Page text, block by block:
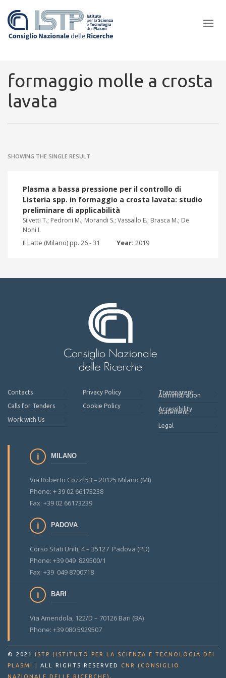
plasma scientific research and technological innovation, CNR and
formaggio molle a crosta
lavata
SHOWING THE SINGLE RESULT
Plasma a bassa pressione per il controllo di
Listeria spp. in formaggio a crosta lavata: studio
preliminare di applicabilità
Silvetti T.; Pedroni M.; Morandi S.; Vassallo E.; Brasca M.; De
Noni I.
Il Latte (Milano) pp. 26 - 31 Year: 2019
Contacts
Calls for Tenders
Work with Us
Privacy Policy
Cookie Policy
Transparent
Administration
Accessibility
Statement
Legal
MILANO
Via Roberto Cozzi 53 – 20125 Milano (MI)
Phone: + 39 02 66173238
Fax: +39 02 66173239
PADOVA
Corso Stati Uniti, 4 – 35127 Padova (PD)
Phone: +39 049 829500/1
Fax: +39 049 8700718
BARI
Via Amendola, 122/D – 70126 Bari (BA)
Phone: +39 080 5929507
© 2021
ISTP (ISTITUTO PER LA SCIENZA E TECNOLOGIA DEI
PLASMI
ALL RIGHTS RESERVED
CNR (CONSIGLIO
NAZIONALE DELLE RICERCHE) .